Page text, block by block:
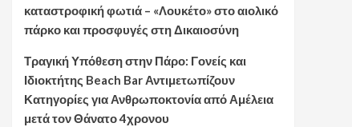
καταστροφική φωτιά – «Λουκέτο» στο αιολικό
πάρκο και προσφυγές στη Δικαιοσύνη
Τραγική Υπόθεση στην Πάρο: Γονείς και
Ιδιοκτήτης Beach Bar Αντιμετωπίζουν
Κατηγορίες για Ανθρωποκτονία από Αμέλεια
μετά τον Θάνατο 4χρονου